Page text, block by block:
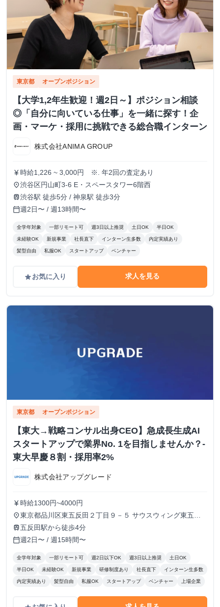
東京都 オープンポジション
【大学1,2年生歓迎！週2日～】ポジション相談
◎「自分に向いている仕事」を一緒に探す！企
画・マーケ・採用に挑戦できる総合職インターン
株式会社ANIMA GROUP
currency_yen 時給1,226 ~ 3,000円 ※. 年2回の査定あり
place渋谷区円山町3-6 E・スペースタワー6階西
train渋谷駅 徒歩5分 / 神泉駅 徒歩3分
calendar_today週2日〜 / 週13時間〜
全学年対象 一部リモート可 週3日以上推奨 土日OK 半日OK
未経験OK 新規事業 社長直下 インターン生多数 内定実績あり
髪型自由 私服OK スタートアップ ベンチャー
gradeお気に入り 求人を見る
東京都 オープンポジション
【東大→戦略コンサル出身CEO】急成長生成AI
スタートアップで業界No. 1を目指しませんか？-
東大早慶８割・採用率2%
株式会社アップグレード
currency_yen 時給1300円~4000円
place東京都品川区東五反田２丁目９－５ サウスウィング東五反
田５階
train 五反田駅から徒歩4分
calendar_today週2日〜 / 週15時間〜
全学年対象 一部リモート可 週2日以下OK 週3日以上推奨 土日OK
半日OK 未経験OK 新規事業 研修制度あり 社長直下 インターン生多数
内定実績あり 髪型自由 私服OK スタートアップ ベンチャー 上場企業